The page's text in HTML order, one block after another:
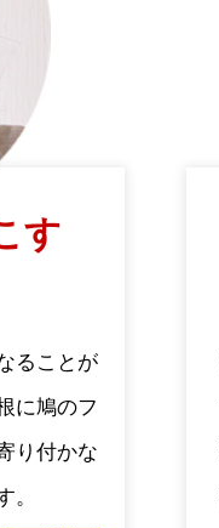
す
ることが
に鳩のフ
り付かな
。